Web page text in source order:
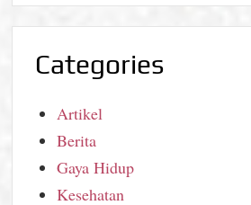
Categories
Artikel
Berita
Gaya Hidup
Kesehatan